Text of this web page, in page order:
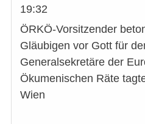
19:32
ÖRKÖ-Vorsitzender
Gläubigen vor Gott für
Generalsekretäre der
Ökumenischen Räte
Wien